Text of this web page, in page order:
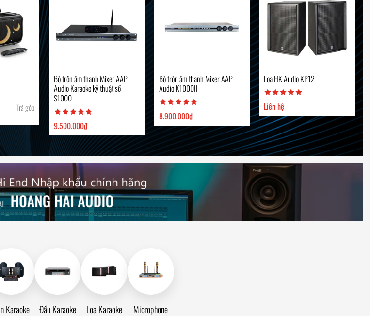
Trả góp
Bộ trộn âm thanh Mixer AAP
Audio Karaoke kỹ thuật số
S1000
9.500.000₫
Bộ trộn âm thanh Mixer AAP
Audio K1000II
8.900.000₫
Loa HK Audio KP12
Liên hệ
Karaoke Đầu Karaoke Loa Karaoke Microphone